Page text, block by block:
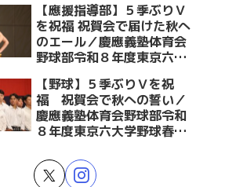
【應援指導部】５季ぶりＶ
を祝福 祝賀会で届けた秋へ
のエール／慶應義塾体育会
野球部令和８年度東京六大
賀会～後編～
【野球】５季ぶりＶを祝
福 祝賀会で秋への誓い／
慶應義塾体育会野球部令和
８年度東京六大学野球春季
～